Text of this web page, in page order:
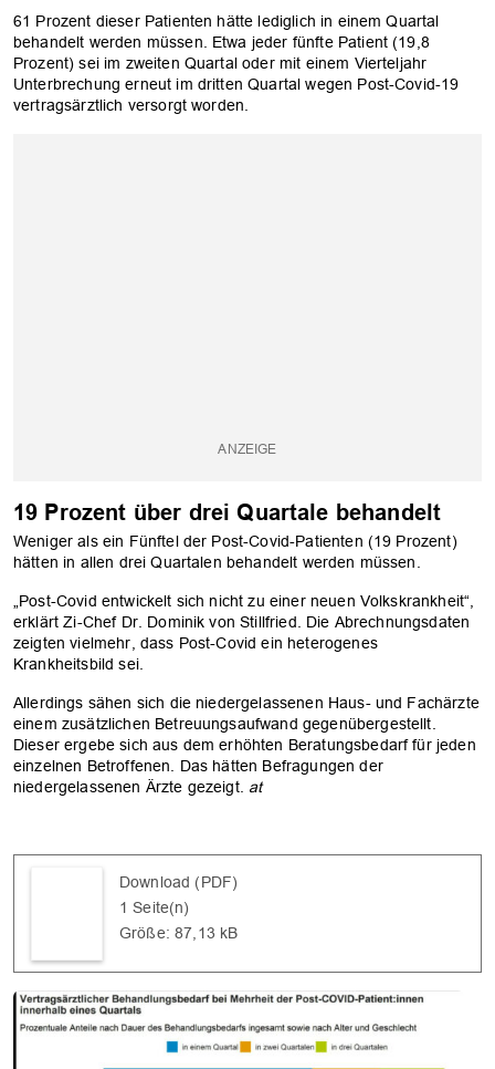
OK
61 Prozent dieser Patienten hätte lediglich in einem Quartal
behandelt werden müssen. Etwa jeder fünfte Patient (19,8
Prozent) sei im zweiten Quartal oder mit einem Vierteljahr
Unterbrechung erneut im dritten Quartal wegen Post-Covid-19
vertragsärztlich versorgt worden.
19 Prozent über drei Quartale behandelt
Weniger als ein Fünftel der Post-Covid-Patienten (19 Prozent)
hätten in allen drei Quartalen behandelt werden müssen.
„Post-Covid entwickelt sich nicht zu einer neuen Volkskrankheit“,
erklärt Zi-Chef Dr. Dominik von Stillfried. Die Abrechnungsdaten
zeigten vielmehr, dass Post-Covid ein heterogenes
Krankheitsbild sei.
Allerdings sähen sich die niedergelassenen Haus- und Fachärzte
einem zusätzlichen Betreuungsaufwand gegenübergestellt.
Dieser ergebe sich aus dem erhöhten Beratungsbedarf für jeden
einzelnen Betroffenen. Das hätten Befragungen der
niedergelassenen Ärzte gezeigt. at
Download (PDF)
1 Seite(n)
Größe: 87,13 kB